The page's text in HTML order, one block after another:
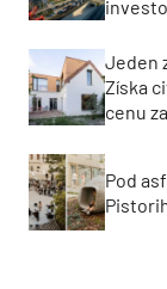
Jeden
Získa
cenu
Pod